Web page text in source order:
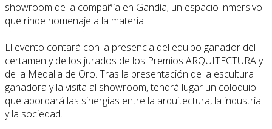
showroom de la compañía en Gandía; un espacio inmersivo
que rinde homenaje a la materia.
El evento contará con la presencia del equipo ganador del
certamen y de los jurados de los Premios ARQUITECTURA y
de la Medalla de Oro. Tras la presentación de la escultura
ganadora y la visita al showroom, tendrá lugar un coloquio
que abordará las sinergias entre la arquitectura, la industria
y la sociedad.